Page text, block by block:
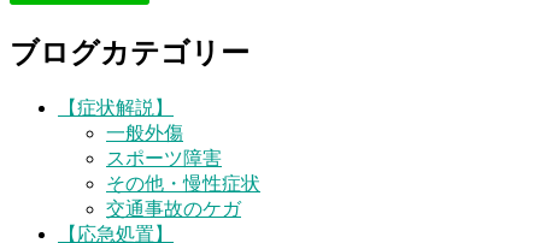
ブログカテゴリー
【症状解説】
一般外傷
スポーツ障害
その他・慢性症状
交通事故のケガ
【応急処置】